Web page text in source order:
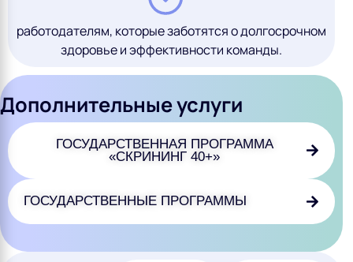
работодателям, которые заботятся о долгосрочном
здоровье и эффективности команды.
Дополнительные услуги
ГОСУДАРСТВЕННАЯ ПРОГРАММА
«СКРИНИНГ 40+»
ГОСУДАРСТВЕННЫЕ ПРОГРАММЫ